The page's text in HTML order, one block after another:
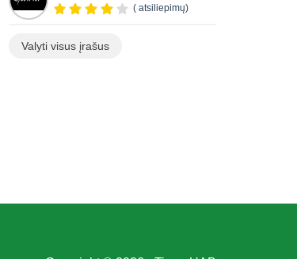
( atsiliepimų)
Valyti visus įrašus